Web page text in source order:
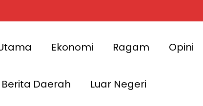
Ekonomi Ragam Opini
Berita Daerah Luar Negeri